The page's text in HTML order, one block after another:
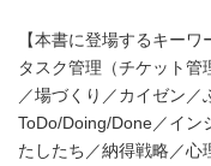
【本書に登場するキー
タスク管理（チケット
／場づくり／カイゼン
ToDo/Doing/Done／イン
たしたち／納得戦略／心